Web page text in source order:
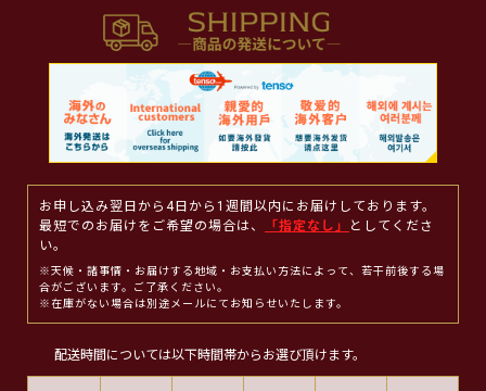
お申し込み翌日から4日から1週間以内にお届けしております。
最短でのお届けをご希望の場合は、
「指定なし」
としてくださ
い。
※天候・諸事情・お届けする地域・お支払い方法によって、若干前後する場
合がございます。ご了承ください。
※在庫がない場合は別途メールにてお知らせいたします。
配送時間については以下時間帯からお選び頂けます。